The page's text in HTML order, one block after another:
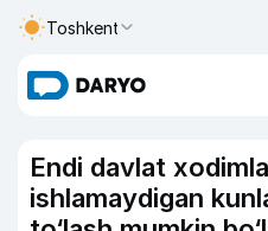
Toshkent
Endi davlat
ishlamaydigan